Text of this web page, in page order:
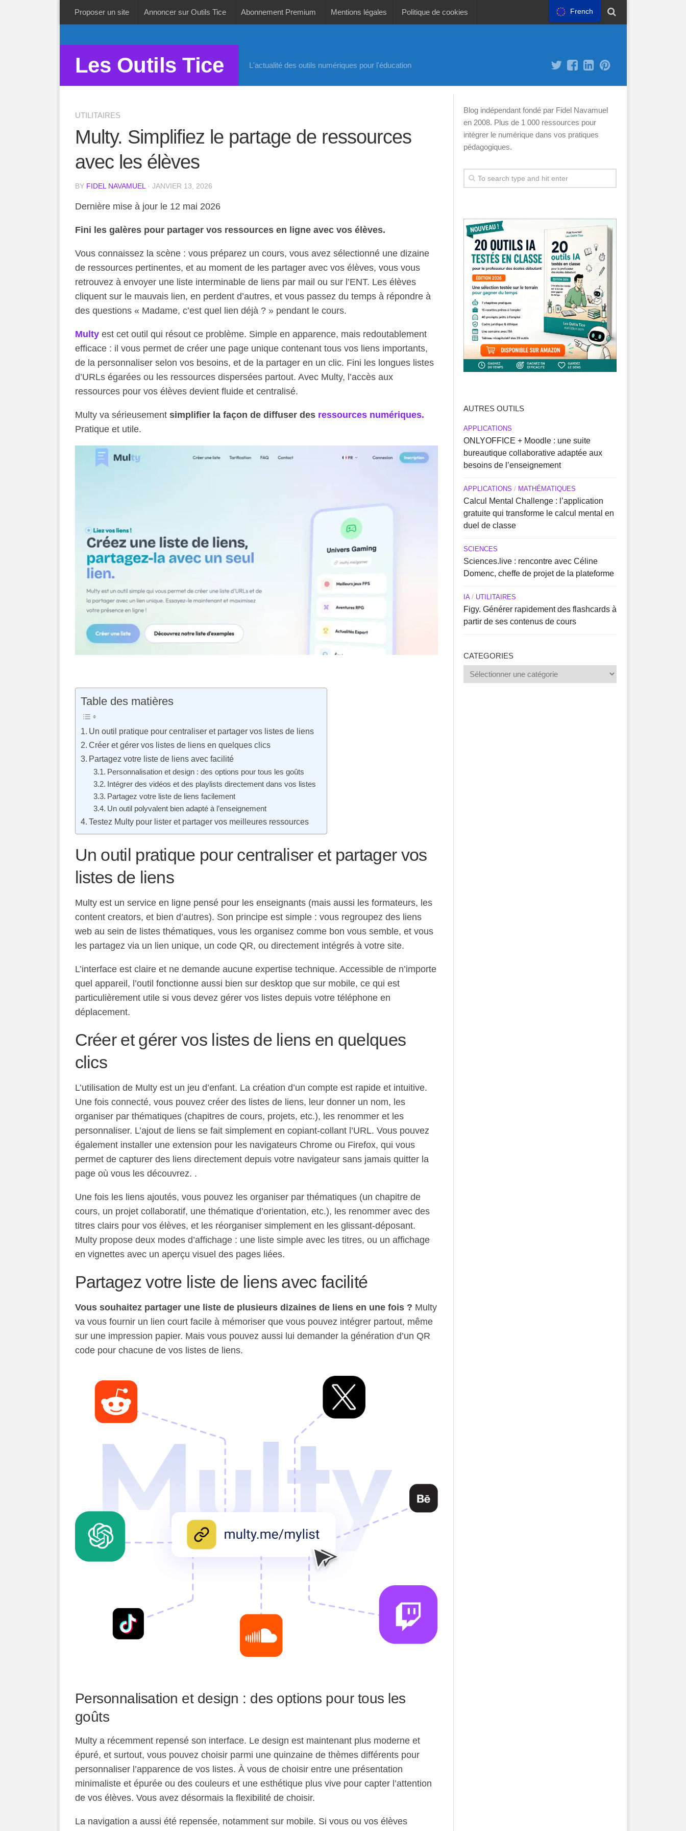
Proposer un site Annoncer sur Outils Tice Abonnement Premium Mentions légales Politique de cookies
Les Outils Tice L'actualité des outils numériques pour l'éducation
UTILITAIRES
Multy. Simplifiez le partage de ressources
avec les élèves
BY FIDEL NAVAMUEL · JANVIER 13, 2026
Dernière mise à jour le 12 mai 2026
Fini les galères pour partager vos ressources en ligne avec vos élèves.
Vous connaissez la scène : vous préparez un cours, vous avez sélectionné une dizaine
de ressources pertinentes, et au moment de les partager avec vos élèves, vous vous
retrouvez à envoyer une liste interminable de liens par mail ou sur l’ENT. Les élèves
cliquent sur le mauvais lien, en perdent d’autres, et vous passez du temps à répondre à
des questions « Madame, c’est quel lien déjà ? » pendant le cours.
Multy est cet outil qui résout ce problème. Simple en apparence, mais redoutablement
efficace : il vous permet de créer une page unique contenant tous vos liens importants,
de la personnaliser selon vos besoins, et de la partager en un clic. Fini les longues listes
d’URLs égarées ou les ressources dispersées partout. Avec Multy, l’accès aux
ressources pour vos élèves devient fluide et centralisé.
Multy va sérieusement simplifier la façon de diffuser des ressources numériques.
Pratique et utile.
Table des matières
Un outil pratique pour centraliser et partager vos listes de liens
Créer et gérer vos listes de liens en quelques clics
Partagez votre liste de liens avec facilité
Personnalisation et design : des options pour tous les goûts
Intégrer des vidéos et des playlists directement dans vos listes
Partagez votre liste de liens facilement
Un outil polyvalent bien adapté à l’enseignement
Testez Multy pour lister et partager vos meilleures ressources
Un outil pratique pour centraliser et partager vos
listes de liens
Multy est un service en ligne pensé pour les enseignants (mais aussi les formateurs, les
content creators, et bien d’autres). Son principe est simple : vous regroupez des liens
web au sein de listes thématiques, vous les organisez comme bon vous semble, et vous
les partagez via un lien unique, un code QR, ou directement intégrés à votre site.
L’interface est claire et ne demande aucune expertise technique. Accessible de n’importe
quel appareil, l’outil fonctionne aussi bien sur desktop que sur mobile, ce qui est
particulièrement utile si vous devez gérer vos listes depuis votre téléphone en
déplacement.
Créer et gérer vos listes de liens en quelques
clics
L’utilisation de Multy est un jeu d’enfant. La création d’un compte est rapide et intuitive.
Une fois connecté, vous pouvez créer des listes de liens, leur donner un nom, les
organiser par thématiques (chapitres de cours, projets, etc.), les renommer et les
personnaliser. L’ajout de liens se fait simplement en copiant-collant l’URL. Vous pouvez
également installer une extension pour les navigateurs Chrome ou Firefox, qui vous
permet de capturer des liens directement depuis votre navigateur sans jamais quitter la
page où vous les découvrez. .
Une fois les liens ajoutés, vous pouvez les organiser par thématiques (un chapitre de
cours, un projet collaboratif, une thématique d’orientation, etc.), les renommer avec des
titres clairs pour vos élèves, et les réorganiser simplement en les glissant-déposant.
Multy propose deux modes d’affichage : une liste simple avec les titres, ou un affichage
en vignettes avec un aperçu visuel des pages liées.
Partagez votre liste de liens avec facilité
Vous souhaitez partager une liste de plusieurs dizaines de liens en une fois ? Multy
va vous fournir un lien court facile à mémoriser que vous pouvez intégrer partout, même
sur une impression papier. Mais vous pouvez aussi lui demander la génération d’un QR
code pour chacune de vos listes de liens.
Personnalisation et design : des options pour tous les
goûts
Multy a récemment repensé son interface. Le design est maintenant plus moderne et
épuré, et surtout, vous pouvez choisir parmi une quinzaine de thèmes différents pour
personnaliser l’apparence de vos listes. À vous de choisir entre une présentation
minimaliste et épurée ou des couleurs et une esthétique plus vive pour capter l’attention
de vos élèves. Vous avez désormais la flexibilité de choisir.
La navigation a aussi été repensée, notamment sur mobile. Si vous ou vos élèves
Blog indépendant fondé par Fidel Navamuel
en 2008. Plus de 1 000 ressources pour
intégrer le numérique dans vos pratiques
pédagogiques.
AUTRES OUTILS
APPLICATIONS
ONLYOFFICE + Moodle : une suite
bureautique collaborative adaptée aux
besoins de l’enseignement
APPLICATIONS / MATHÉMATIQUES
Calcul Mental Challenge : l’application
gratuite qui transforme le calcul mental en
duel de classe
SCIENCES
Sciences.live : rencontre avec Céline
Domenc, cheffe de projet de la plateforme
IA/ UTILITAIRES
Figy. Générer rapidement des flashcards à
partir de ses contenus de cours
CATEGORIES
Categories
French